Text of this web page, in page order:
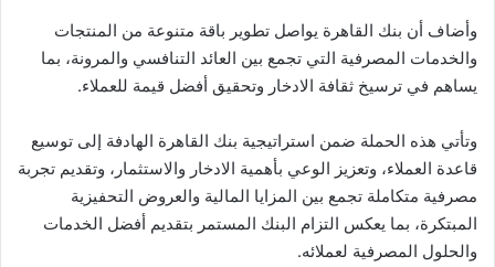
وأضاف أن بنك القاهرة يواصل تطوير باقة متنوعة من المنتجات
والخدمات المصرفية التي تجمع بين العائد التنافسي والمرونة، بما
يساهم في ترسيخ ثقافة الادخار وتحقيق أفضل قيمة للعملاء.
وتأتي هذه الحملة ضمن استراتيجية بنك القاهرة الهادفة إلى توسيع
قاعدة العملاء، وتعزيز الوعي بأهمية الادخار والاستثمار، وتقديم تجربة
مصرفية متكاملة تجمع بين المزايا المالية والعروض التحفيزية
المبتكرة، بما يعكس التزام البنك المستمر بتقديم أفضل الخدمات
والحلول المصرفية لعملائه.